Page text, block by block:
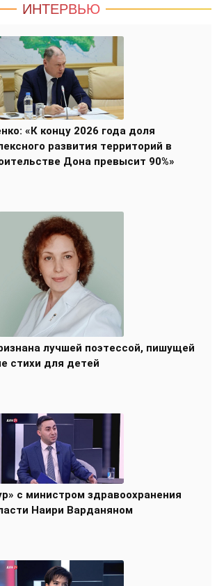
ИНТЕРВЬЮ
«К концу 2026 года доля
развития территорий в
Дона превысит 90%»
лучшей поэтессой, пишущей
стихи для детей
с министром здравоохранения
Наири Варданяном